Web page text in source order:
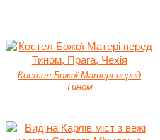
Костел Божої Матері перед
Тином